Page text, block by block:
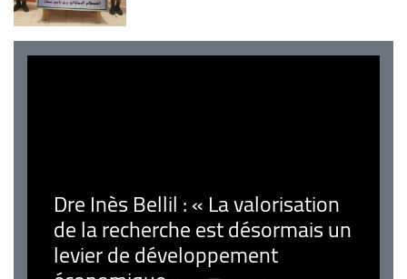
Dre Inès Bellil : « La valorisation
de la recherche est désormais un
levier de développement